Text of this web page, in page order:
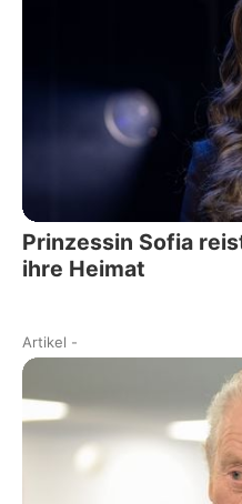
Prinzessin Sofia
ihre Heimat
Artikel -